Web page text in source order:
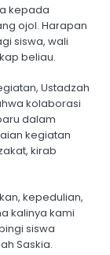
kepada
ojol. Harapan
siswa, wali
beliau.
Ustadzah
kolaborasi
dalam
kegiatan
kirab
kepedulian,
kalinya kami
siswa
Saskia.